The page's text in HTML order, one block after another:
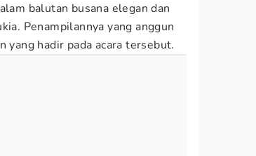
balutan busana elegan dan
Penampilannya yang anggun
yang hadir pada acara tersebut.